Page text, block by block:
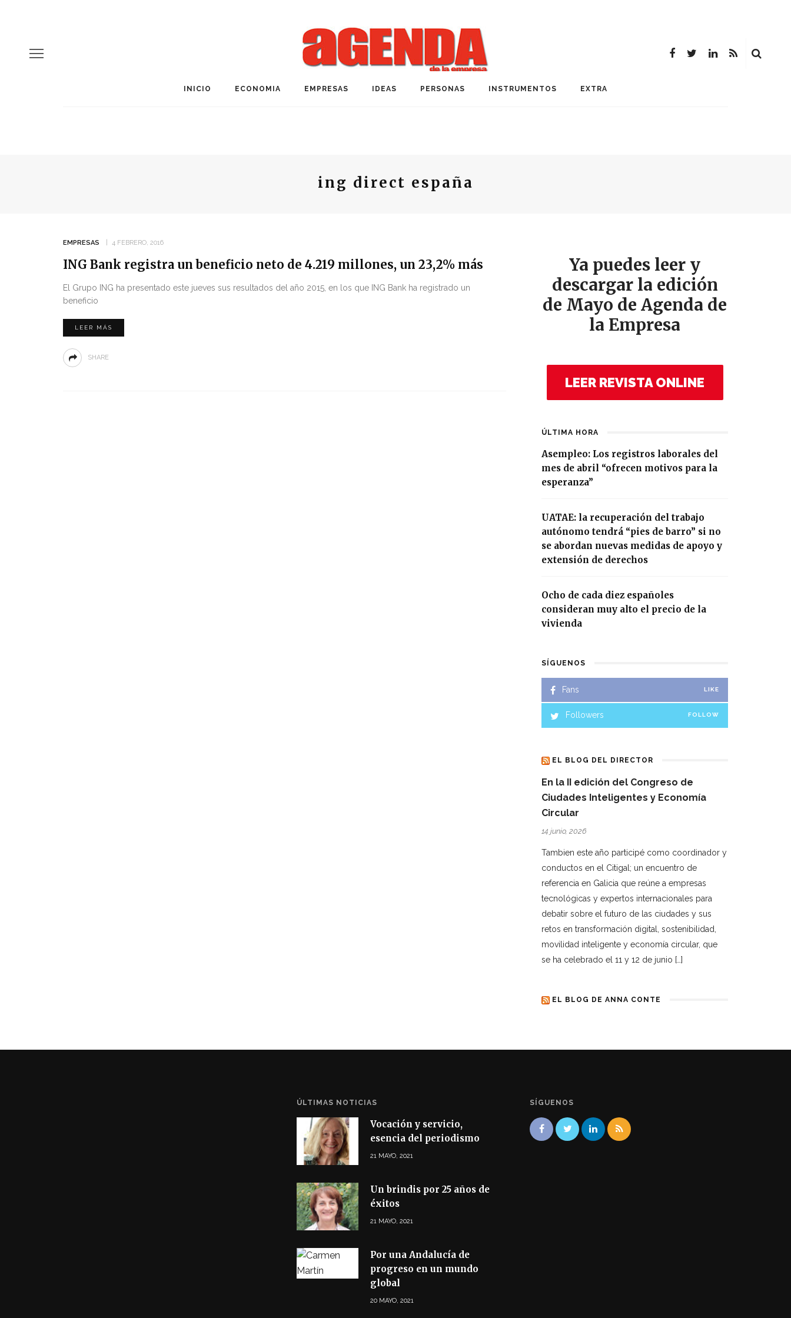
INICIO ECONOMIA EMPRESAS IDEAS PERSONAS INSTRUMENTOS EXTRA
ing direct españa
EMPRESAS 4 FEBRERO, 2016
ING Bank registra un beneficio neto de 4.219 millones, un 23,2% más
El Grupo ING ha presentado este jueves sus resultados del año 2015, en los que ING Bank ha registrado un
beneficio
LEER MÁS
SHARE
Ya puedes leer y
descargar la edición
de Mayo de Agenda de
la Empresa
LEER REVISTA ONLINE
ÚLTIMA HORA
Asempleo: Los registros laborales del
mes de abril “ofrecen motivos para la
esperanza”
UATAE: la recuperación del trabajo
autónomo tendrá “pies de barro” si no
se abordan nuevas medidas de apoyo y
extensión de derechos
Ocho de cada diez españoles
consideran muy alto el precio de la
vivienda
SÍGUENOS
Fans LIKE
Followers FOLLOW
EL BLOG DEL DIRECTOR
En la II edición del Congreso de
Ciudades Inteligentes y Economía
Circular
14 junio, 2026
Tambien este año participé como coordinador y
conductos en el Citigal; un encuentro de
referencia en Galicia que reúne a empresas
tecnológicas y expertos internacionales para
debatir sobre el futuro de las ciudades y sus
retos en transformación digital, sostenibilidad,
movilidad inteligente y economía circular, que
se ha celebrado el 11 y 12 de junio […]
EL BLOG DE ANNA CONTE
ÚLTIMAS NOTICIAS
Vocación y servicio,
esencia del periodismo
21 MAYO, 2021
Un brindis por 25 años de
éxitos
21 MAYO, 2021
Por una Andalucía de
progreso en un mundo
global
20 MAYO, 2021
SÍGUENOS